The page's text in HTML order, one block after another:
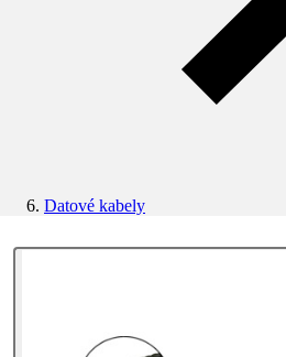
Datové kabely